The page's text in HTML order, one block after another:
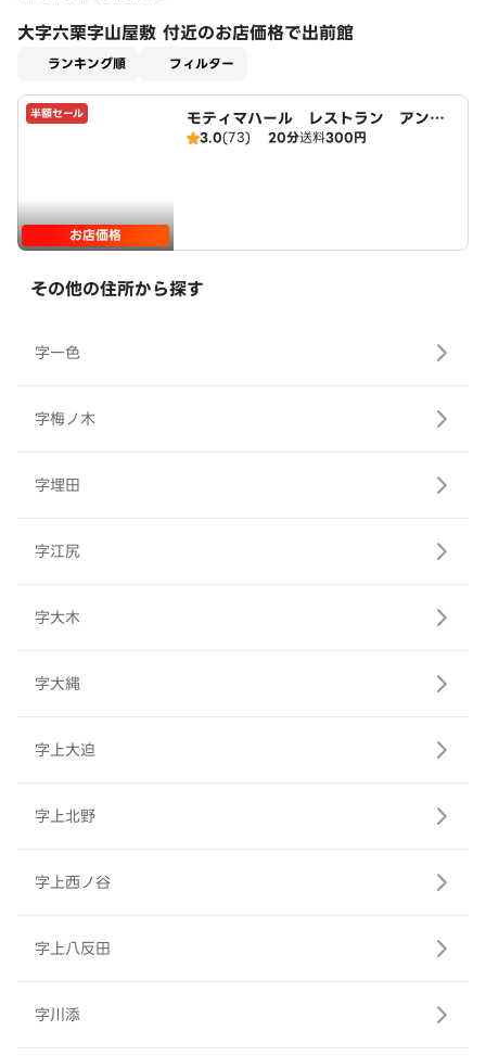
大字六栗字山屋敷 付近のお店価格で出前館
ランキング順 フィルター
半額セール
お店価格
モティマハール レストラン アンド
バー
3.0(73) 20分送料300円
その他の住所から探す
字一色
字梅ノ木
字埋田
字江尻
字大木
字大縄
字上大迫
字上北野
字上西ノ谷
字上八反田
字川添